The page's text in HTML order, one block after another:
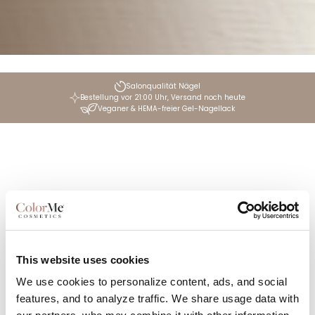
This website uses cookies
We use cookies to personalize content, ads, and social
features, and to analyze traffic. We share usage data with
Salonqualität Nägel
Bestellung vor 21:00 Uhr, Versand noch heute
Veganer & HEMA-freier Gel-Nagellack
Startseite
Filter anzeigen
Verbessern Sie Ihre Maniküre zu Hause mit unseren
umfassenden Startersets, die alles enthalten, was